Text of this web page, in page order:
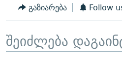
გაზიარება Follow
შეიძლება